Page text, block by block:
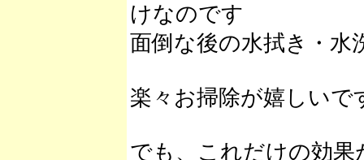
けなのです
面倒な後の水拭き・水
楽々お掃除が嬉しいで
でも、これだけの効